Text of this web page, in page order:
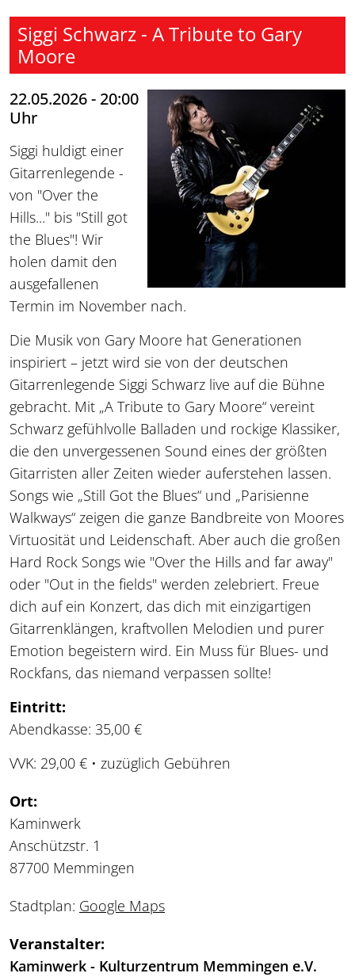
Siggi Schwarz - A Tribute to Gary
Moore
22.05.2026 - 20:00
Uhr
Siggi huldigt einer
Gitarrenlegende -
von "Over the
Hills..." bis "Still got
the Blues"! Wir
holen damit den
ausgefallenen
Termin im November nach.
Die Musik von Gary Moore hat Generationen
inspiriert – jetzt wird sie von der deutschen
Gitarrenlegende Siggi Schwarz live auf die Bühne
gebracht. Mit „A Tribute to Gary Moore“ vereint
Schwarz gefühlvolle Balladen und rockige Klassiker,
die den unvergessenen Sound eines der größten
Gitarristen aller Zeiten wieder auferstehen lassen.
Songs wie „Still Got the Blues“ und „Parisienne
Walkways“ zeigen die ganze Bandbreite von Moores
Virtuosität und Leidenschaft. Aber auch die großen
Hard Rock Songs wie "Over the Hills and far away"
oder "Out in the fields" werden zelebriert. Freue
dich auf ein Konzert, das dich mit einzigartigen
Gitarrenklängen, kraftvollen Melodien und purer
Emotion begeistern wird. Ein Muss für Blues- und
Rockfans, das niemand verpassen sollte!
Eintritt:
Abendkasse: 35,00 €
VVK: 29,00 € • zuzüglich Gebühren
Ort:
Kaminwerk
Anschützstr. 1
87700 Memmingen
Stadtplan: Google Maps
Veranstalter:
Kaminwerk - Kulturzentrum Memmingen e.V.